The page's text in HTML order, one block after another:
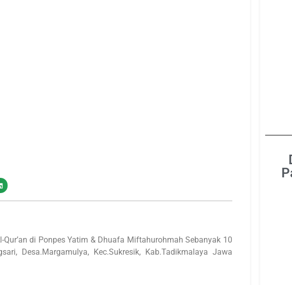
di Ponpes Yatim & Dhuafa Miftahurohmah Sebanyak 10
Desa.Margamulya, Kec.Sukresik, Kab.Tadikmalaya Jawa